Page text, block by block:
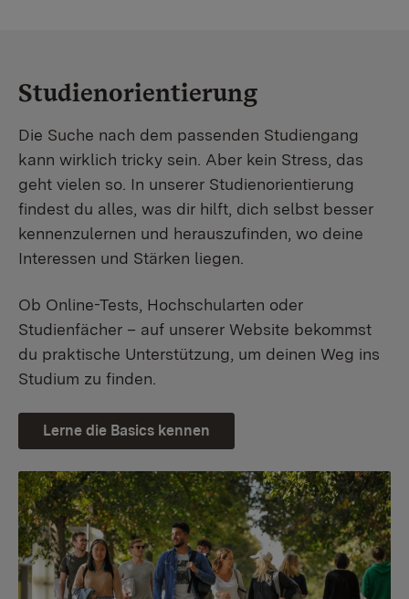
Studienorientierung
Die Suche nach dem passenden Studiengang
kann wirklich tricky sein. Aber kein Stress, das
geht vielen so. In unserer Studienorientierung
findest du alles, was dir hilft, dich selbst besser
kennenzulernen und herauszufinden, wo deine
Interessen und Stärken liegen.
Ob Online-Tests, Hochschularten oder
Studienfächer – auf unserer Website bekommst
du praktische Unterstützung, um deinen Weg ins
Studium zu finden.
Lerne die Basics kennen